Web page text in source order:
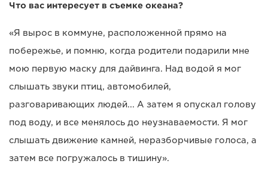
Что вас интересует в съемке океана?
«Я вырос в коммуне, расположенной прямо на
побережье, и помню, когда родители подарили мне
мою первую маску для дайвинга. Над водой я мог
слышать звуки птиц, автомобилей,
разговаривающих людей... А затем я опускал голову
под воду, и все менялось до неузнаваемости. Я мог
слышать движение камней, неразборчивые голоса, а
затем все погружалось в тишину».